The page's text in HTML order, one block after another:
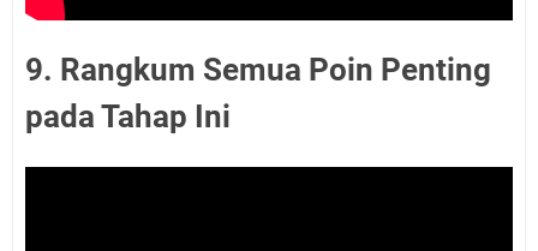
9. Rangkum Semua Poin Penting
pada Tahap Ini